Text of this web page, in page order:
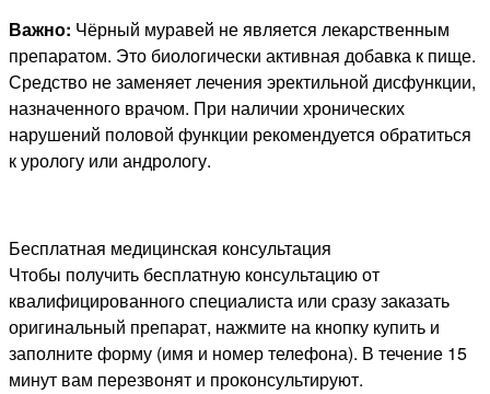
Важно: Чёрный муравей не является лекарственным
препаратом. Это биологически активная добавка к пище.
Средство не заменяет лечения эректильной дисфункции,
назначенного врачом. При наличии хронических
нарушений половой функции рекомендуется обратиться
к урологу или андрологу.
Бесплатная медицинская консультация
Чтобы получить бесплатную консультацию от
квалифицированного специалиста или сразу заказать
оригинальный препарат, нажмите на кнопку купить и
заполните форму (имя и номер телефона). В течение 15
минут вам перезвонят и проконсультируют.